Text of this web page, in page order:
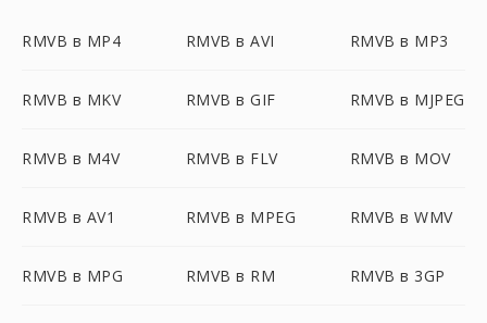
RMVB в MP4 RMVB в AVI RMVB в MP3
RMVB в MKV RMVB в GIF RMVB в MJPEG
RMVB в M4V RMVB в FLV RMVB в MOV
RMVB в AV1 RMVB в MPEG RMVB в WMV
RMVB в MPG RMVB в RM RMVB в 3GP